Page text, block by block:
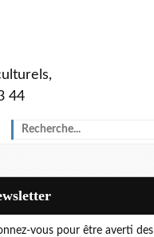
44
vous pour être averti des